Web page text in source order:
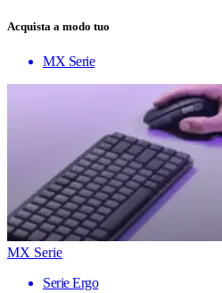
Acquista a modo tuo
MX Serie
MX Serie
Serie Ergo